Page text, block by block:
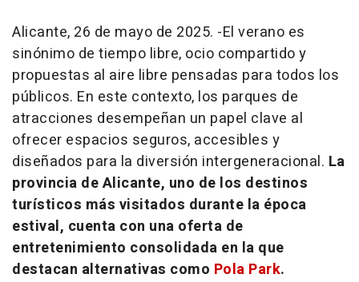
Alicante, 26 de mayo de 2025. -El verano es
sinónimo de tiempo libre, ocio compartido y
propuestas al aire libre pensadas para todos los
públicos. En este contexto, los parques de
atracciones desempeñan un papel clave al
ofrecer espacios seguros, accesibles y
diseñados para la diversión intergeneracional. La
provincia de Alicante, uno de los destinos
turísticos más visitados durante la época
estival, cuenta con una oferta de
entretenimiento consolidada en la que
destacan alternativas como Pola Park.